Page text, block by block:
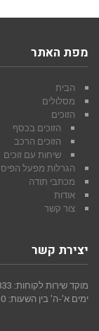
מפת האתר
הבית
מסלולים
הזוכים
הזוכים בכסף
הזוכים הרכב
שיחות עם זוכים
הגרלות מפעל הפיס
מכתבי תודה
אודות
צור קשר
יצירת קשר
מוקד שירות לקוחות: 03-5627333
ימים א'-ה' בין השעות: 09:00-16:00